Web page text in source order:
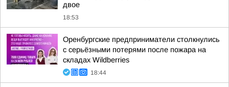
двое
18:53
Оренбургские предприниматели столкнулись
с серьёзными потерями после пожара на
складах Wildberries
18:44